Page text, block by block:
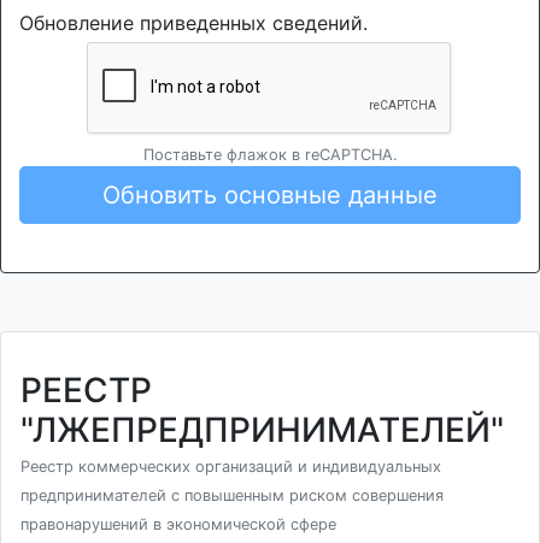
Обновление приведенных сведений.
Поставьте флажок в reCAPTCHA.
Обновить основные данные
РЕЕСТР
"ЛЖЕПРЕДПРИНИМАТЕЛЕЙ"
Реестр коммерческих организаций и индивидуальных
предпринимателей с повышенным риском совершения
правонарушений в экономической сфере